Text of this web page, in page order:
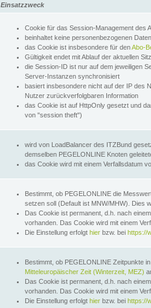
Einsatzzweck
Cookie für das Session-Management des
beinhaltet keine personenbezogenen Daten
das Cookie ist insbesondere für denAbo-
Gültigkeit endet mit Ablauf der aktuellen
die Session-ID ist nur auf dem jeweiligen
Server-Instanzen synchronisiert
basiert insbesondere nicht auf der IP des
Nutzer zurückverfolgbaren Information
das Cookie ist auf HttpOnly gesetzt und
von "session theft")
wird von LoadBalancer des ITZBund
demselben PEGELONLINE Knoten
das Cookie wird mit einem Verfallsdatum
Bestimmt, ob PEGELONLINE die
setzen soll (Default ist MNW/MHW). Dies
Das Cookie ist permanent, d.h. nach
vorhanden. Das Cookie wird mit einem
Die Einstellung erfolgt hier bzw. bei https://
Bestimmt, ob PEGELONLINE Zeitpunkte in
Mitteleuropäischer Zeit (Winterzeit, MEZ)
Das Cookie ist permanent, d.h. nach
vorhanden. Das Cookie wird mit einem
Die Einstellung erfolgt hier bzw. bei https://